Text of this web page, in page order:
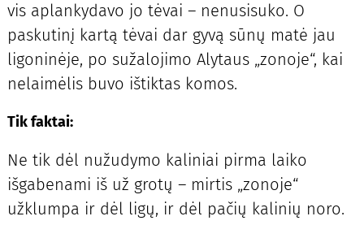
vis aplankydavo jo tėvai – nenusisuko. O
paskutinį kartą tėvai dar gyvą sūnų matė jau
ligoninėje, po sužalojimo Alytaus „zonoje“, kai
nelaimėlis buvo ištiktas komos.
Tik faktai:
Ne tik dėl nužudymo kaliniai pirma laiko
išgabenami iš už grotų – mirtis „zonoje“
užklumpa ir dėl ligų, ir dėl pačių kalinių noro.